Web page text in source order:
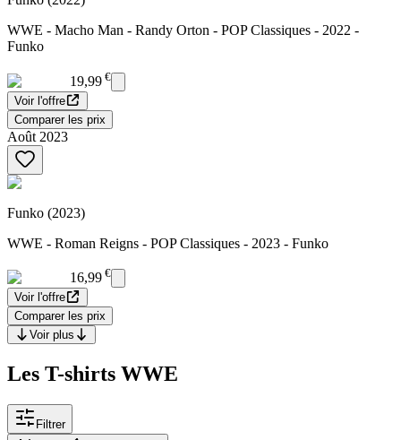
WWE - Macho Man - Randy Orton - POP Classiques - 2022 -
Funko
19,99 €
Voir l'offre
Comparer les prix
Août 2023
Funko (2023)
WWE - Roman Reigns - POP Classiques - 2023 - Funko
16,99 €
Voir l'offre
Comparer les prix
Voir plus
Les T-shirts WWE
Filtrer